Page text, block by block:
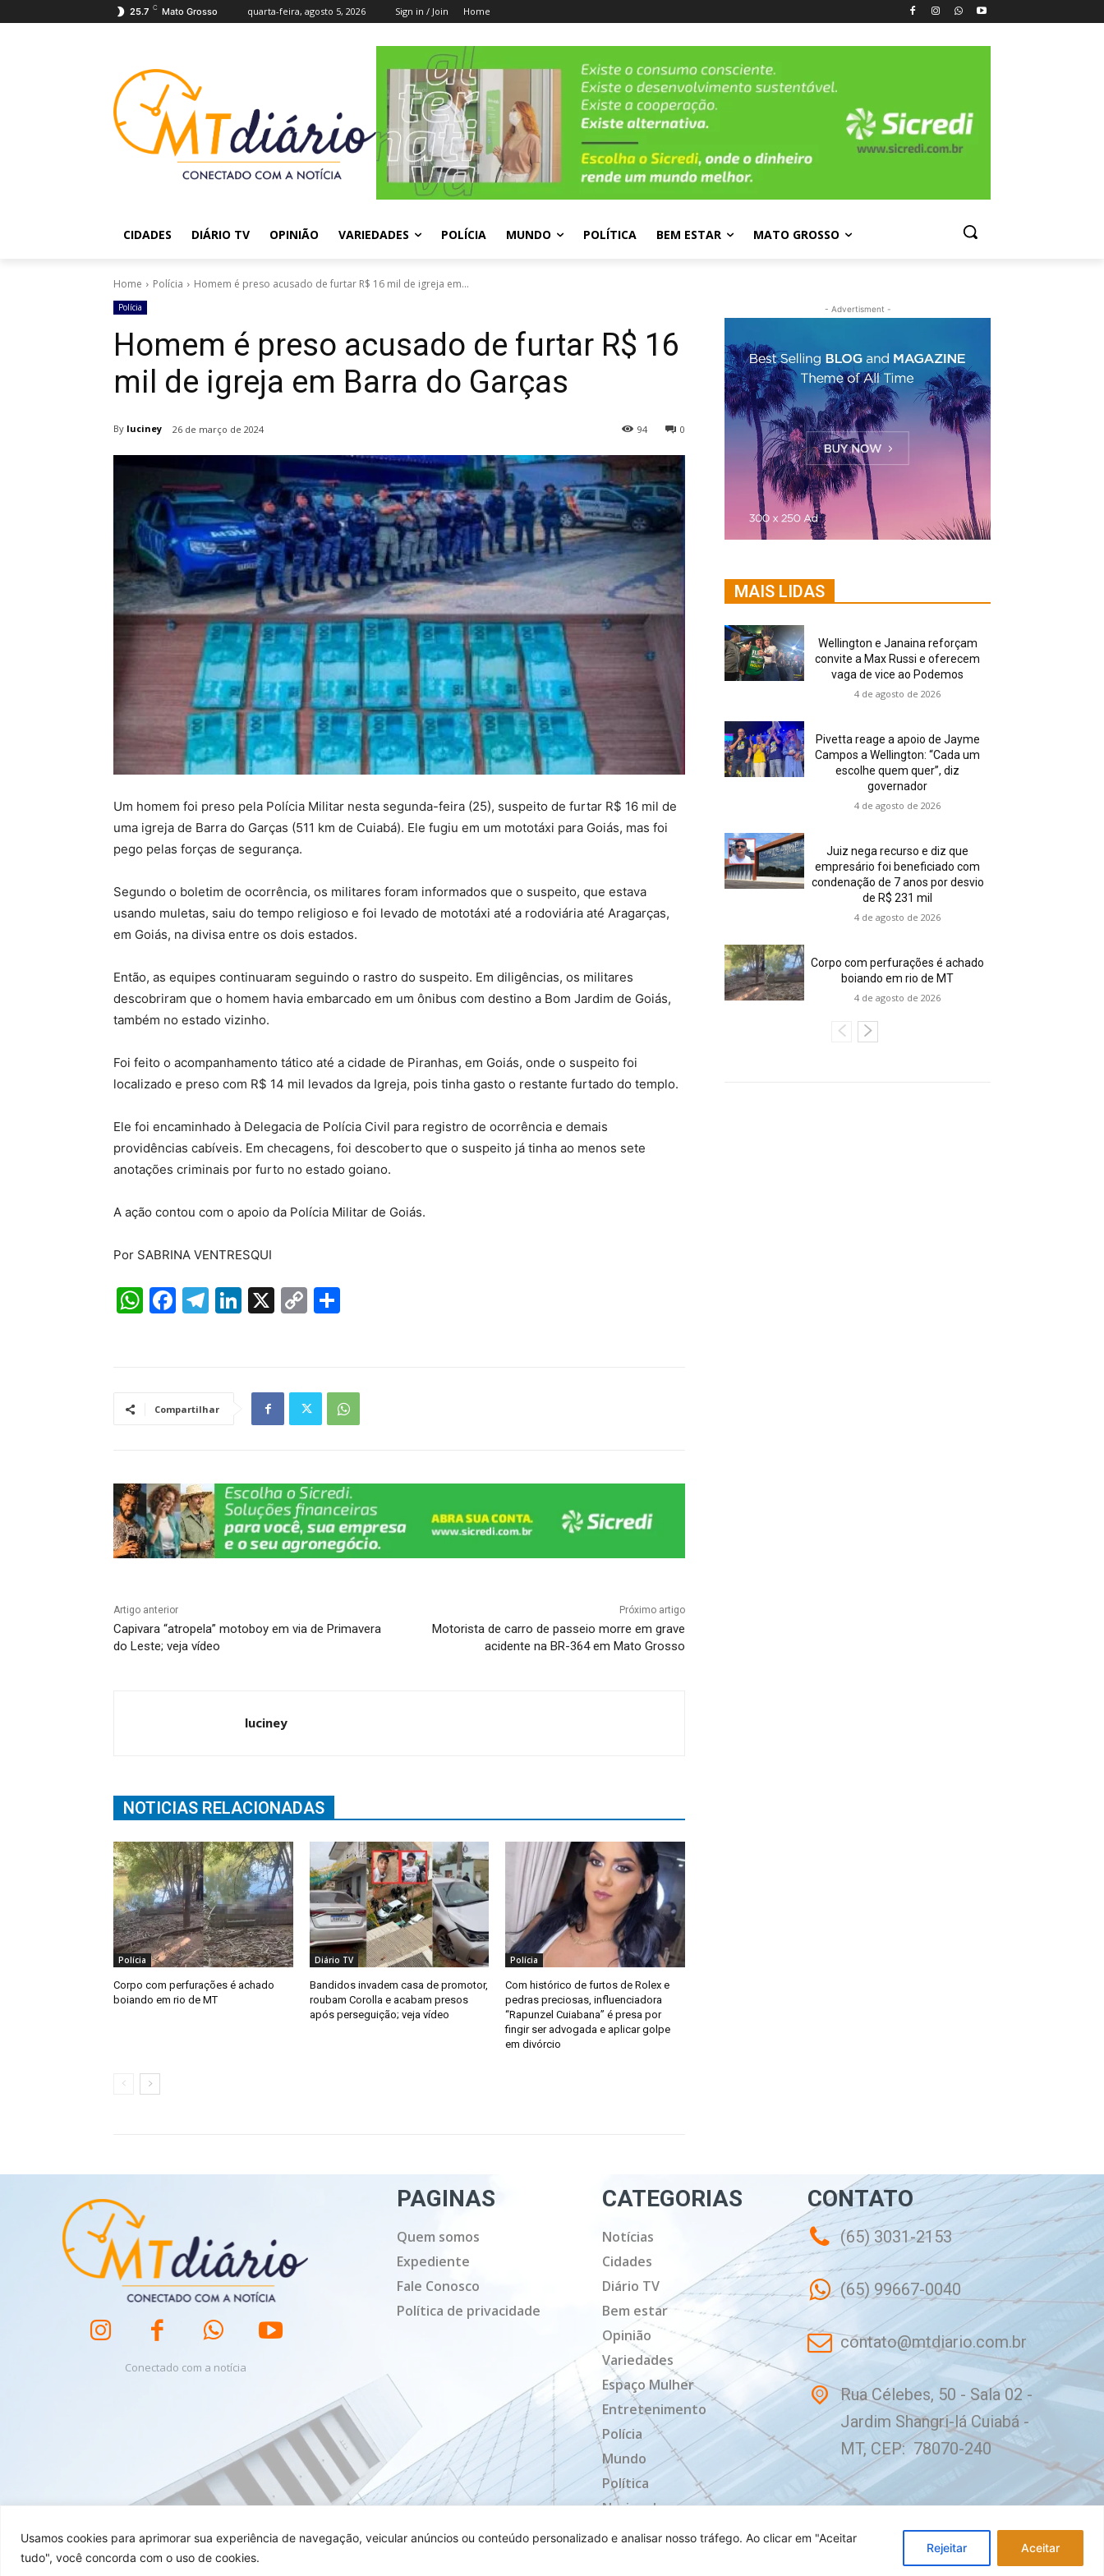
Usamos cookies para aprimorar sua experiência de navegação, veicular anúncios ou conteúdo personalizado e analisar nosso tráfego. Ao clicar em "Aceitar
tudo", você concorda com o uso de cookies.
Rejeitar Aceitar
25.7 C Mato Grosso quarta-feira, agosto 5, 2026 Sign in / Join Home
CIDADES DIÁRIO TV OPINIÃO VARIEDADES POLÍCIA MUNDO POLÍTICA BEM ESTAR MATO GROSSO
Home Polícia Homem é preso acusado de furtar R$ 16 mil de igreja em...
Polícia
Homem é preso acusado de furtar R$ 16
mil de igreja em Barra do Garças
By luciney 26 de março de 2024 0
94
Um homem foi preso pela Polícia Militar nesta segunda-feira (25), suspeito de furtar R$ 16 mil de
uma igreja de Barra do Garças (511 km de Cuiabá). Ele fugiu em um mototáxi para Goiás, mas foi
pego pelas forças de segurança.
Segundo o boletim de ocorrência, os militares foram informados que o suspeito, que estava
usando muletas, saiu do tempo religioso e foi levado de mototáxi até a rodoviária até Aragarças,
em Goiás, na divisa entre os dois estados.
Então, as equipes continuaram seguindo o rastro do suspeito. Em diligências, os militares
descobriram que o homem havia embarcado em um ônibus com destino a Bom Jardim de Goiás,
também no estado vizinho.
Foi feito o acompanhamento tático até a cidade de Piranhas, em Goiás, onde o suspeito foi
localizado e preso com R$ 14 mil levados da Igreja, pois tinha gasto o restante furtado do templo.
Ele foi encaminhado à Delegacia de Polícia Civil para registro de ocorrência e demais
providências cabíveis. Em checagens, foi descoberto que o suspeito já tinha ao menos sete
anotações criminais por furto no estado goiano.
A ação contou com o apoio da Polícia Militar de Goiás.
Por SABRINA VENTRESQUI
W
A
F
b
k
T
a
Li
n
X
C
Li
n
Compartilhar
Artigo anterior
Capivara “atropela” motoboy em via de Primavera
do Leste; veja vídeo
Próximo artigo
Motorista de carro de passeio morre em grave
acidente na BR-364 em Mato Grosso
luciney
NOTICIAS RELACIONADAS
Polícia
Corpo com perfurações é achado
boiando em rio de MT
Diário TV
Bandidos invadem casa de promotor,
roubam Corolla e acabam presos
após perseguição; veja vídeo
Polícia
Com histórico de furtos de Rolex e
pedras preciosas, influenciadora
“Rapunzel Cuiabana” é presa por
fingir ser advogada e aplicar golpe
em divórcio
- Advertisment -
MAIS LIDAS
Wellington e Janaina reforçam
convite a Max Russi e oferecem
vaga de vice ao Podemos
4 de agosto de 2026
Pivetta reage a apoio de Jayme
Campos a Wellington: “Cada um
escolhe quem quer”, diz
governador
4 de agosto de 2026
Juiz nega recurso e diz que
empresário foi beneficiado com
condenação de 7 anos por desvio
de R$ 231 mil
4 de agosto de 2026
Corpo com perfurações é achado
boiando em rio de MT
4 de agosto de 2026
Conectado com a notícia
PAGINAS
Quem somos
Expediente
Fale Conosco
Política de privacidade
CATEGORIAS
Notícias
Cidades
Diário TV
Bem estar
Opinião
Variedades
Espaço Mulher
Entretenimento
Polícia
Mundo
Política
Nacional
Mato Grosso
CONTATO
(65) 3031-2153
(65) 99667-0040
contato@mtdiario.com.br
Rua Célebes, 50 - Sala 02 -
Jardim Shangri-lá Cuiabá -
MT, CEP: 78070-240
MT Diário foi criado por Dshadow Tech.